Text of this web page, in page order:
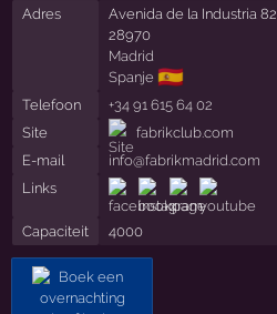
Adres
Avenida de la Industria 82
28970
Madrid
Spanje 🇪🇸
Telefoon
+34 91 615 64 02
Site
fabrikclub.com
E-mail
info@fabrikmadrid.com
Links
Capaciteit 4000